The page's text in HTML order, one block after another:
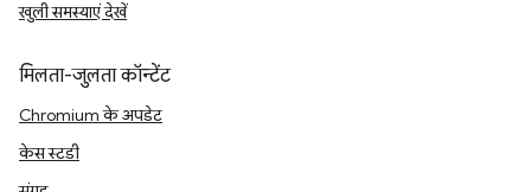
खुली समस्याएं देखें
मिलता-जुलता कॉन्टेंट
Chromium के अपडेट
केस स्टडी